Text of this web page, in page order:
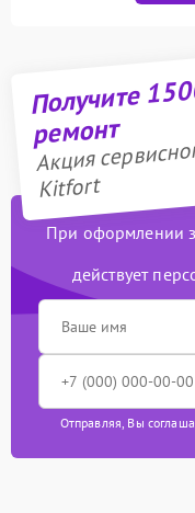
Получите
ремонт
Акция
Kitfort
При оформлении
действует
Отправляя, Вы